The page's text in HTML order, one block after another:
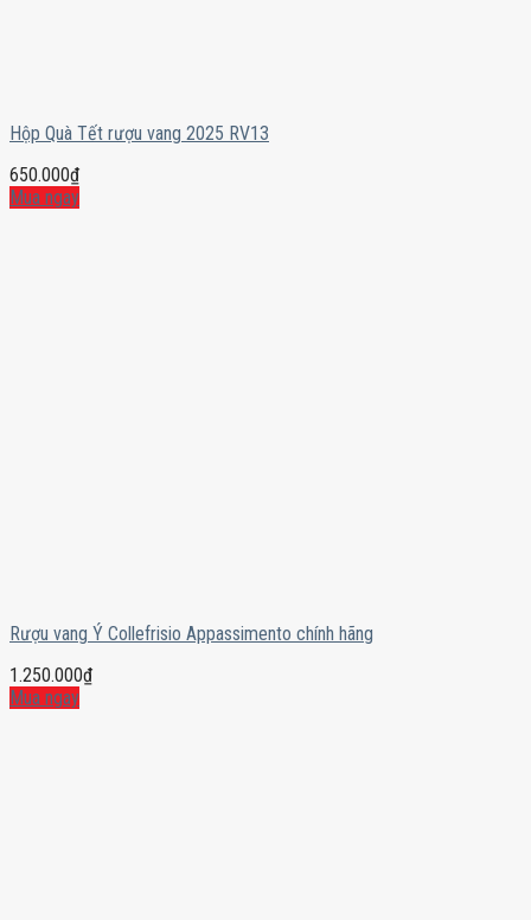
Hộp Quà Tết rượu vang 2025 RV13
650.000₫
Mua ngay
Rượu vang Ý Collefrisio Appassimento chính hãng
1.250.000₫
Mua ngay